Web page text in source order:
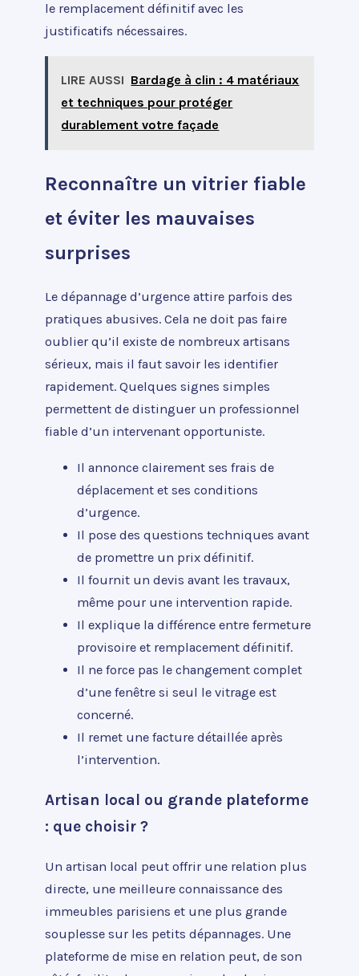
le remplacement définitif avec les
justificatifs nécessaires.
LIRE AUSSI Bardage à clin : 4 matériaux
et techniques pour protéger
durablement votre façade
Reconnaître un vitrier fiable
et éviter les mauvaises
surprises
Le dépannage d’urgence attire parfois des
pratiques abusives. Cela ne doit pas faire
oublier qu’il existe de nombreux artisans
sérieux, mais il faut savoir les identifier
rapidement. Quelques signes simples
permettent de distinguer un professionnel
fiable d’un intervenant opportuniste.
Il annonce clairement ses frais de
déplacement et ses conditions
d’urgence.
Il pose des questions techniques avant
de promettre un prix définitif.
Il fournit un devis avant les travaux,
même pour une intervention rapide.
Il explique la différence entre fermeture
provisoire et remplacement définitif.
Il ne force pas le changement complet
d’une fenêtre si seul le vitrage est
concerné.
Il remet une facture détaillée après
l’intervention.
Artisan local ou grande plateforme
: que choisir ?
Un artisan local peut offrir une relation plus
directe, une meilleure connaissance des
immeubles parisiens et une plus grande
souplesse sur les petits dépannages. Une
plateforme de mise en relation peut, de son